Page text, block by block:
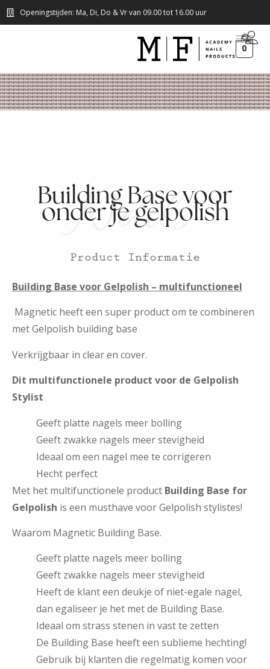
Openingstijden: Ma, Di, Do & Vr van 09.00 tot 16.00 uur
0
Nails
Building Base voor
onder je gelpolish
Product Informatie
Building Base voor Gelpolish – multifunctioneel
Magnetic heeft een super product om te combineren
met Gelpolish building base
Verkrijgbaar in clear en cover.
Dit multifunctionele product voor de Gelpolish
Stylist
Geeft platte nagels meer bolling
Geeft zwakke nagels meer stevigheid
Ideaal om een nagel mee te corrigeren
Hecht perfect
Met het multifunctionele product Building Base for
Gelpolish is een musthave voor Gelpolish stylistes!
Waarom Magnetic Building Base.
Geeft platte nagels meer bolling
Geeft zwakke nagels meer stevigheid
Heeft de klant een deukje of niet-egale nagel,
dan egaliseer je het met de Building Base.
Ideaal om strass stenen in vast te zetten
De Building Base heeft een sublieme hechting!
Gebruik bij klanten die regelmatig komen voor